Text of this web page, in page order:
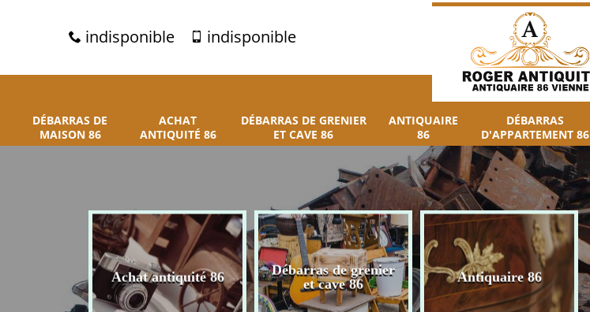
indisponible indisponible
DÉBARRAS DE
MAISON 86
ACHAT
ANTIQUITÉ 86
DÉBARRAS DE GRENIER
ET CAVE 86
ANTIQUAIRE
86
DÉBARRAS
D'APPARTEMENT 86
Achat antiquité 86
Débarras de grenier
et cave 86
Antiquaire 86